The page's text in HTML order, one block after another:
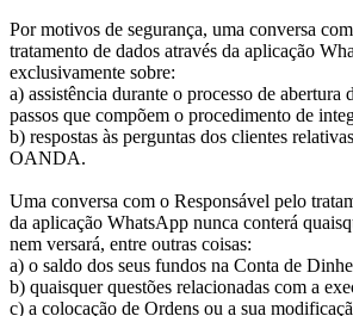
Por motivos de segurança, uma conversa
tratamento de dados através da aplicação
exclusivamente sobre:
a) assistência durante o processo de abertura
passos que compõem o procedimento de
b) respostas às perguntas dos clientes
OANDA.
Uma conversa com o Responsável pelo
da aplicação WhatsApp nunca conterá
nem versará, entre outras coisas:
a) o saldo dos seus fundos na Conta de
b) quaisquer questões relacionadas com a
c) a colocação de Ordens ou a sua